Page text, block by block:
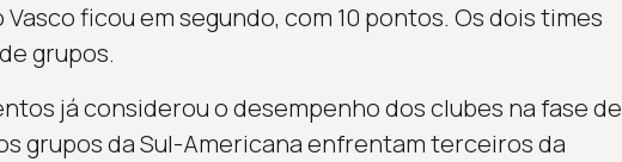
ficou em segundo, com 10 pontos. Os dois times
grupos.
já considerou o desempenho dos clubes na fase de
grupos da Sul-Americana enfrentam terceiros da